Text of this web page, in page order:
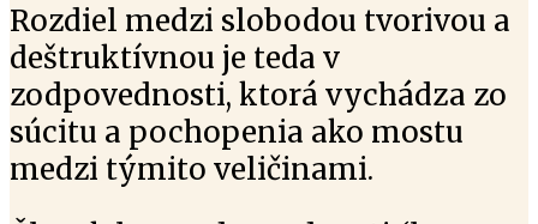
Rozdiel medzi slobodou tvorivou a
deštruktívnou je teda v
zodpovednosti, ktorá vychádza zo
súcitu a pochopenia ako mostu
medzi týmito veličinami.